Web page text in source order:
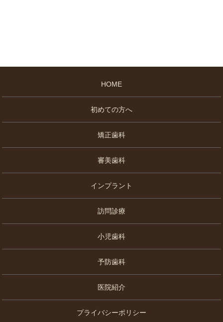
HOME
初めての方へ
矯正歯科
審美歯科
インプラント
訪問診療
小児歯科
予防歯科
医院紹介
プライバシーポリシー